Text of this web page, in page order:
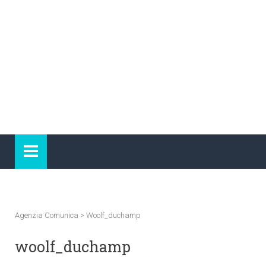
Agenzia Comunica > Woolf_duchamp
woolf_duchamp